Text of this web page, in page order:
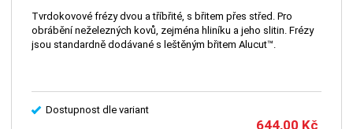
Tvrdokovové frézy dvou a tříbřité, s břitem přes střed. Pro
obrábění neželezných kovů, zejména hliníku a jeho slitin. Frézy
jsou standardně dodávané s leštěným břitem Alucut™.
Dostupnost dle variant
644,00 Kč